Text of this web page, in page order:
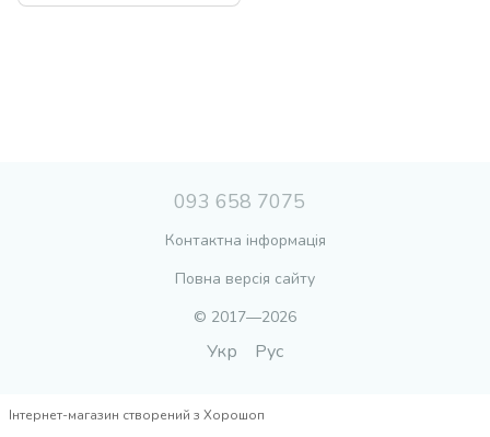
093 658 7075
Контактна інформація
Повна версія сайту
© 2017—2026
Укр Рус
Інтернет-магазин створений з Хорошоп